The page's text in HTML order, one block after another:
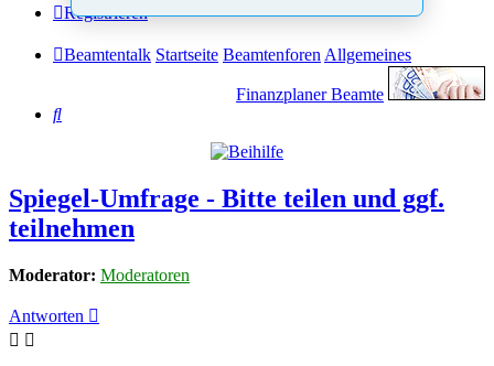
Registrieren
Beamtentalk Startseite BeamtenforenAllgemeines
Finanzplaner Beamte
Suche
Spiegel-Umfrage - Bitte teilen und ggf.
teilnehmen
Moderator: Moderatoren
Antworten